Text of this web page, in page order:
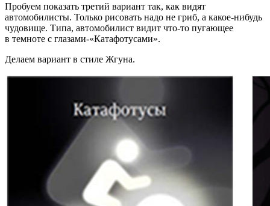
Пробуем показать третий вариант так, как видят
автомобилисты. Только рисовать надо не гриб, а какое-нибудь
чудовище. Типа, автомобилист видит что-то пугающее
в темноте с глазами-«Катафотусами».
Делаем вариант в стиле Жгуна.